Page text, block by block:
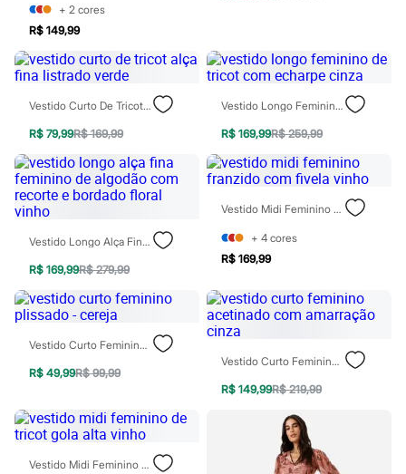
Bolsas e Mochilas
Chapéus e Bonés
Carteiras
Óculos
Calçados
Botas
Chinelos
Sapatos
Sandálias e Papetes
Tênis
Moda esportiva
Acessórios
Bermudas
Calças
Calçados
Regatas
Moda íntima
Cuecas
Meias
Pijamas
Plus size
Blusas e Camisetas
Camisas
+ 2 cores
R$ 149,99
Vestido Curto De Tricot Alça Fina Listrado Verde
R$ 79,99R$ 169,99
Vestido Longo Feminino De Tricot Com Echarpe Cinza
R$ 169,99R$ 259,99
Vestido Longo Alça Fina Feminino De Algodão Com Recorte E Bordado Floral Vinho
R$ 169,99R$ 279,99
Vestido Midi Feminino Franzido Com Fivela Vinho
+ 4 cores
R$ 169,99
Vestido Curto Feminino Plissado - Cereja
R$ 49,99R$ 99,99
Vestido Curto Feminino Acetinado Com Amarração Cinza
R$ 149,99R$ 219,99
Vestido Midi Feminino De Tricot Gola Alta Vinho